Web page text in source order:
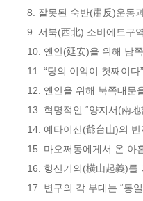
8. 잘못된 숙반(肅反)운동
9. 서북(西北) 소비에트구
10. 옌안(延安)을 위해 남
11. “당의 이익이 첫째이다”
12. 옌안을 위해 북쪽대문
13. 혁명적인 “양지서(兩地
14. 예타이산(爺台山)의 반
15. 마오쩌동에게서 온 아
16. 헝산기의(橫山起義)를
17. 변구의 각 부대는 “통